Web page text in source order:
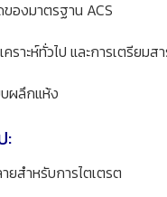
องมาตรฐาน ACS
ราะห์ทั่วไป และการเตรียมส
บผลึกแห้ง
:
ยสำหรับการไตเตรต